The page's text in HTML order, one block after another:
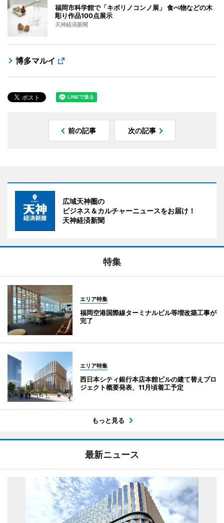
福岡市科学館で「キボリノコンノ展」 食べ物などの木
彫り作品100点展示
天神経済新聞
博多マルイ
前の記事 次の記事
広域天神圏の
ビジネス＆カルチャーニュースをお届け！
天神経済新聞
特集
エリア特集
福岡空港国際線ターミナルビル等増改築工事が
完了
エリア特集
西日本シティ銀行本店本館ビルの建て替えプロ
ジェクト概要発表、11月頃着工予定
もっと見る
最新ニュース